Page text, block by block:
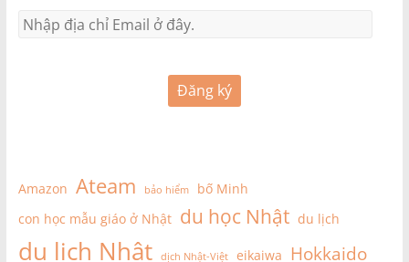
Đăng ký
Amazon Ateam bảo hiểm
bố Minh
con học mẫu giáo ở Nhật du học Nhật du lịch
du lịch Nhật dịch Nhật-Việt eikaiwa Hokkaido